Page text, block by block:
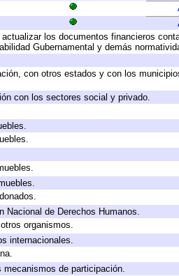
los documentos financieros
Gubernamental y demás
con otros estados y con los
con los sectores social y privado.
Nacional de Derechos Humanos.
organismos.
internacionales.
de participación.